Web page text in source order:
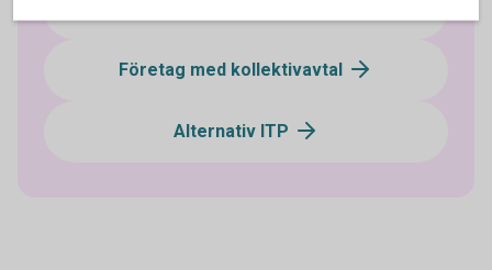
Företag med kollektivavtal
Alternativ ITP